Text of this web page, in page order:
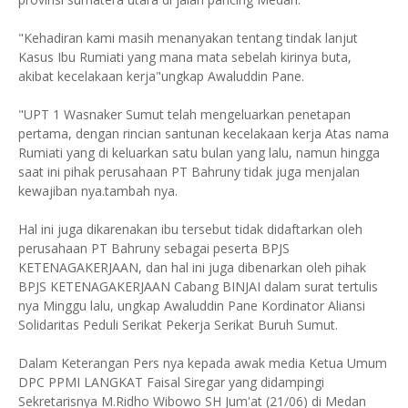
"Kehadiran kami masih menanyakan tentang tindak lanjut
Kasus Ibu Rumiati yang mana mata sebelah kirinya buta,
akibat kecelakaan kerja"ungkap Awaluddin Pane.
"UPT 1 Wasnaker Sumut telah mengeluarkan penetapan
pertama, dengan rincian santunan kecelakaan kerja Atas nama
Rumiati yang di keluarkan satu bulan yang lalu, namun hingga
saat ini pihak perusahaan PT Bahruny tidak juga menjalan
kewajiban nya.tambah nya.
Hal ini juga dikarenakan ibu tersebut tidak didaftarkan oleh
perusahaan PT Bahruny sebagai peserta BPJS
KETENAGAKERJAAN, dan hal ini juga dibenarkan oleh pihak
BPJS KETENAGAKERJAAN Cabang BINJAI dalam surat tertulis
nya Minggu lalu, ungkap Awaluddin Pane Kordinator Aliansi
Solidaritas Peduli Serikat Pekerja Serikat Buruh Sumut.
Dalam Keterangan Pers nya kepada awak media Ketua Umum
DPC PPMI LANGKAT Faisal Siregar yang didampingi
Sekretarisnya M.Ridho Wibowo SH Jum'at (21/06) di Medan